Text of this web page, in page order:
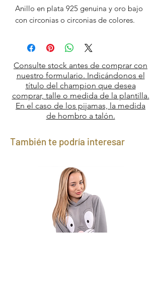
Anillo en plata 925 genuina y oro bajo
con circonias o circonias de colores.
Consulte stock antes de comprar con
nuestro formulario. Indicándonos el
título del champion que desea
comprar, talle o medida de la plantilla.
En el caso de los pijamas, la medida
de hombro a talón.
También te podría interesar